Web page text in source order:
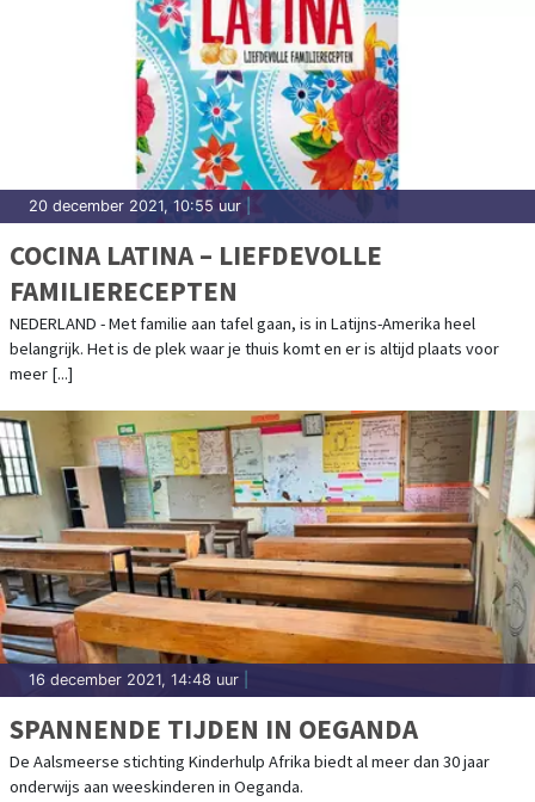
20 december 2021, 10:55 uur
COCINA LATINA – LIEFDEVOLLE
FAMILIERECEPTEN
NEDERLAND - Met familie aan tafel gaan, is in Latijns-Amerika heel
belangrijk. Het is de plek waar je thuis komt en er is altijd plaats voor
meer [...]
16 december 2021, 14:48 uur
SPANNENDE TIJDEN IN OEGANDA
De Aalsmeerse stichting Kinderhulp Afrika biedt al meer dan 30 jaar
onderwijs aan weeskinderen in Oeganda.